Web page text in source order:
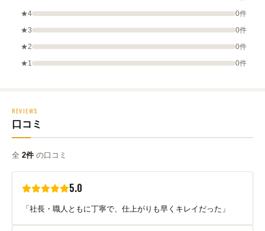
★4
0件
★3
0件
★2
0件
★1
0件
REVIEWS
口コミ
全 2件 の口コミ
5.0
「社長・職人ともに丁寧で、仕上がりも早くキレイだった」